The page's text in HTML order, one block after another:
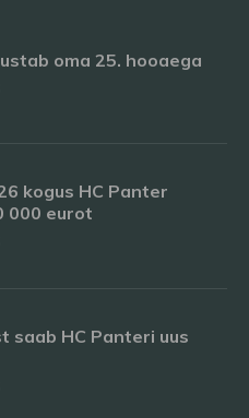
oma 25. hooaega
kogus HC Panter
000 eurot
saab HC Panteri uus